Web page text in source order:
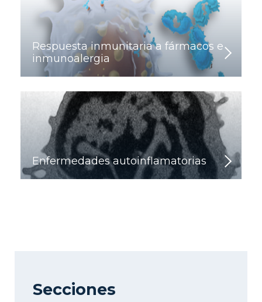
Respuesta inmunitaria a fármacos e
inmunoalergia
Enfermedades autoinflamatorias
Secciones